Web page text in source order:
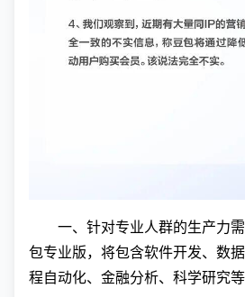
一、针对专业人群的生产力
包专业版，将包含软件开发、数
程自动化、金融分析、科学研究等